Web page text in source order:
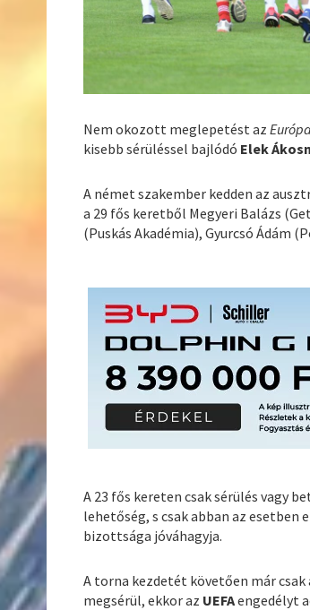
Nem okozott meglepetést az
kisebb sérüléssel bajlódó Elek
A német szakember kedden az
a 29 fős keretből Megyeri Balázs
(Puskás Akadémia), Gyurcsó Ádám
A 23 fős kereten csak sérülés vagy
lehetőség, s csak abban az esetben
bizottsága jóváhagyja.
A torna kezdetét követően már
megsérül, ekkor az UEFAengedélyt